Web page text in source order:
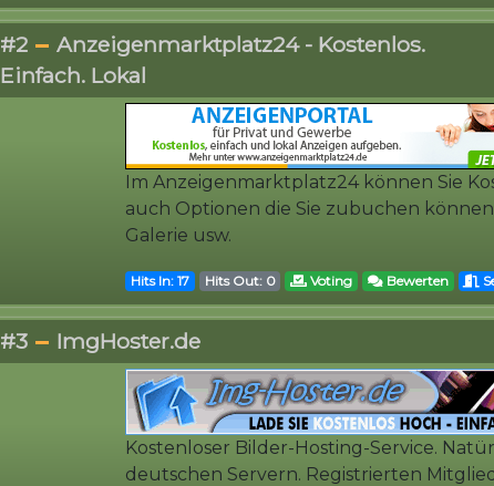
#2
Anzeigenmarktplatz24 - Kostenlos.
Einfach. Lokal
Im Anzeigenmarktplatz24 können Sie
auch Optionen die Sie zubuchen
Galerie usw.
Hits In: 17 Hits Out: 0 Voting Bewerten
#3 ImgHoster.de
Kostenloser Bilder-Hosting-Service.
deutschen Servern. Registrierten